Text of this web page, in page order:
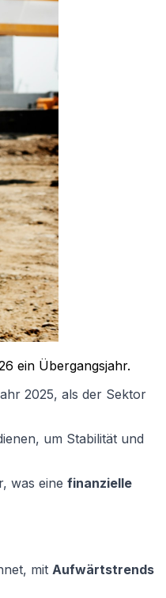
ein Übergangsjahr.
2025, als der Sektor
um Stabilität und
was eine finanzielle
mit Aufwärtstrends